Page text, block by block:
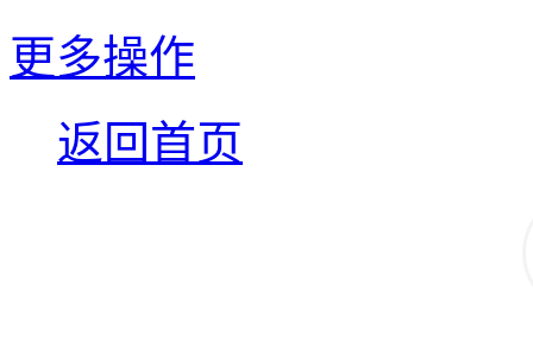
更多操作
返回首页